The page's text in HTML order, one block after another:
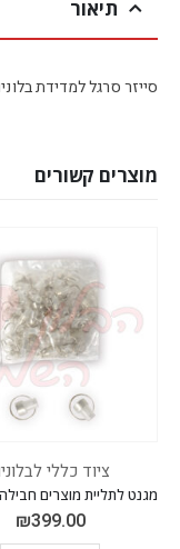
תיאור
סייזר סרגל למדידת
מוצרים קשורים
ציוד כללי
₪399.00